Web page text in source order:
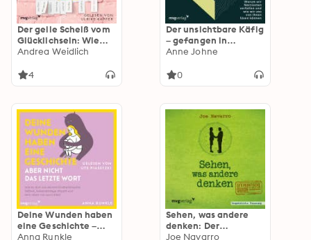
Der geile Scheiß vom
Glücklichsein: Wie
man das Glück nicht
findet
Andrea Weidlich
4
Der unsichtbare Käfig
– gefangen in
narzisstischen
wir Narzissten
der Sucht und
Abhängigkeit
Anne Johne
0
Deine Wunden haben
eine Geschichte –
aber nicht das letzte
Anna Runkle
Sehen, was andere
denken: Der
praktische Guide, mit
Joe Navarro